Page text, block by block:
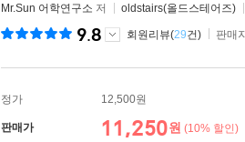
Mr.Sun 어학연구소 저 oldstairs(올드스테어즈)
9.8 회원리뷰(29건) 판매
정가 12,500원
판매가 11,250원 (10% 할인)